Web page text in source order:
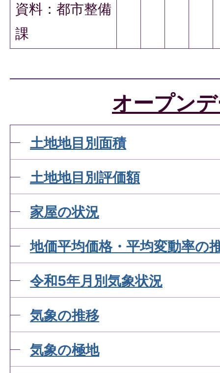
資料：都市整備
課
オープン
土地地目別面積
土地地目別評価額
家屋の状況
地価平均価格・平均変動率の
令和5年月別気象状況
気象の推移
気象の極地